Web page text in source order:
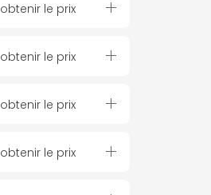
obtenir le prix
obtenir le prix
obtenir le prix
obtenir le prix